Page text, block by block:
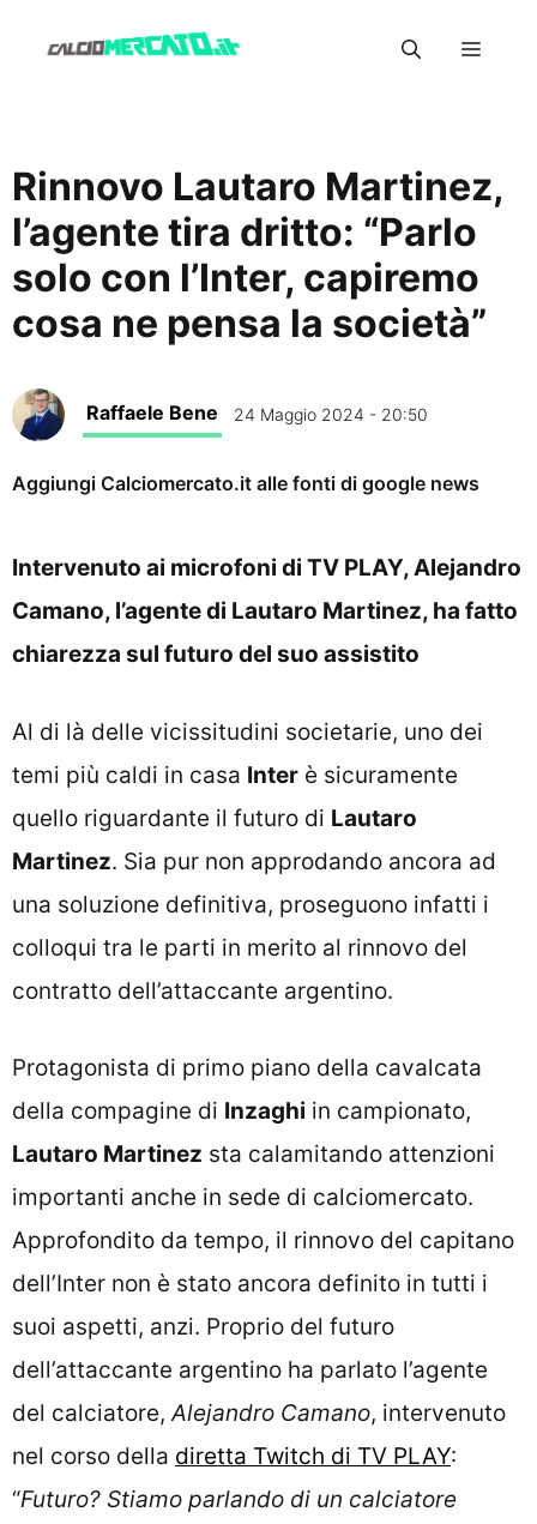
Menu
Rinnovo Lautaro Martinez,
l’agente tira dritto: “Parlo
solo con l’Inter, capiremo
cosa ne pensa la società”
Raffaele Bene 24 Maggio 2024 - 20:50
Aggiungi Calciomercato.it alle fonti di google news
Intervenuto ai microfoni di TV PLAY, Alejandro
Camano, l’agente di Lautaro Martinez, ha fatto
chiarezza sul futuro del suo assistito
Al di là delle vicissitudini societarie, uno dei
temi più caldi in casa Inter è sicuramente
quello riguardante il futuro di Lautaro
Martinez. Sia pur non approdando ancora ad
una soluzione definitiva, proseguono infatti i
colloqui tra le parti in merito al rinnovo del
contratto dell’attaccante argentino.
Protagonista di primo piano della cavalcata
della compagine di Inzaghi in campionato,
Lautaro Martinez sta calamitando attenzioni
importanti anche in sede di calciomercato.
Approfondito da tempo, il rinnovo del capitano
dell’Inter non è stato ancora definito in tutti i
suoi aspetti, anzi. Proprio del futuro
dell’attaccante argentino ha parlato l’agente
del calciatore,Alejandro Camano, intervenuto
nel corso della diretta Twitch di TV PLAY:
“Futuro? Stiamo parlando di un calciatore